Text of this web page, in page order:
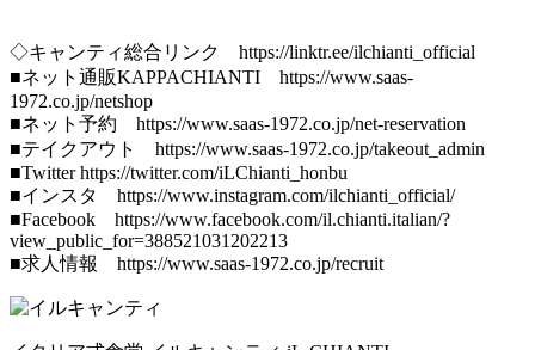
◇キャンティ総合リンク https://linktr.ee/ilchianti_official
■ネット通販KAPPACHIANTI https://www.saas-
1972.co.jp/netshop
■ネット予約 https://www.saas-1972.co.jp/net-reservation
■テイクアウト https://www.saas-1972.co.jp/takeout_admin
■Twitter https://twitter.com/iLChianti_honbu
■インスタ https://www.instagram.com/ilchianti_official/
■Facebook https://www.facebook.com/il.chianti.italian/?
view_public_for=388521031202213
■求人情報 https://www.saas-1972.co.jp/recruit